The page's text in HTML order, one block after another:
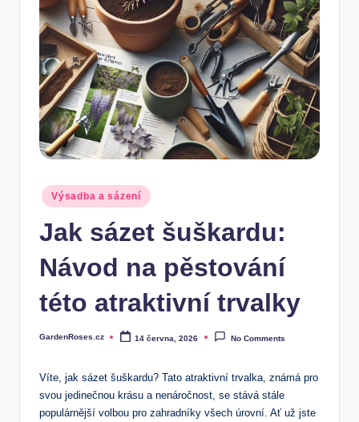
Posted
in
Výsadba a sázení
Jak sázet šuškardu:
Návod na pěstování
této atraktivní trvalky
Posted
GardenRoses.cz 14 června, 2026 No Comments
Víte, jak sázet šuškardu? Tato atraktivní trvalka, známá pro
svou jedinečnou krásu a nenáročnost, se stává stále
populárnější volbou pro zahradníky všech úrovní. Ať už jste